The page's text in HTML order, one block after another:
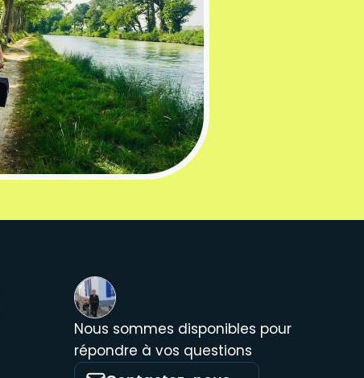
Nous sommes disponibles pour
répondre à vos questions